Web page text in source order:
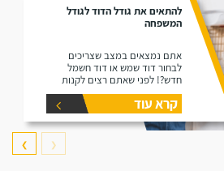
להתאים את גודל הדוד לגודל
המשפחה
אתם נמצאים במצב שצריכים
לבחור דוד שמש או דוד חשמל
חדש?! לפני שאתם רצים לקנות
דוד תקרו את המאמר זה הוא נותן
את המידע הפורט על נפחים שונים
של דודים ואיזה דוד הכי יתאים
עבורכם.
קרא עוד
❮
❯